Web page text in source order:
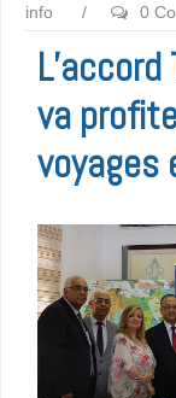
info
/ 0
va